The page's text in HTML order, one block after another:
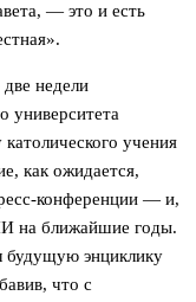
— это и есть
недели
университета
учения
как ожидается,
конференции — и,
на ближайшие годы.
будущую энциклику
что с